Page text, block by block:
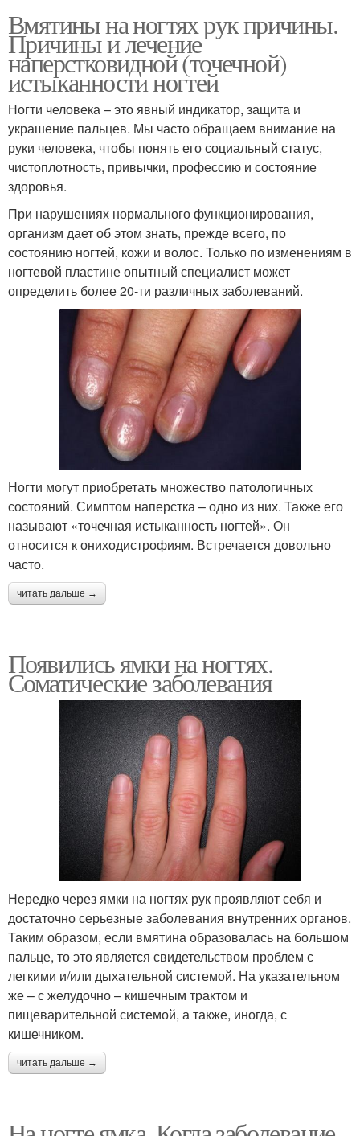
Вмятины на ногтях рук причины.
Причины и лечение
наперстковидной (точечной)
истыканности ногтей
Ногти человека – это явный индикатор, защита и
украшение пальцев. Мы часто обращаем внимание на
руки человека, чтобы понять его социальный статус,
чистоплотность, привычки, профессию и состояние
здоровья.
При нарушениях нормального функционирования,
организм дает об этом знать, прежде всего, по
состоянию ногтей, кожи и волос. Только по изменениям в
ногтевой пластине опытный специалист может
определить более 20-ти различных заболеваний.
Ногти могут приобретать множество патологичных
состояний. Симптом наперстка – одно из них. Также его
называют «точечная истыканность ногтей». Он
относится к ониходистрофиям. Встречается довольно
часто.
читать дальше →
Появились ямки на ногтях.
Соматические заболевания
Нередко через ямки на ногтях рук проявляют себя и
достаточно серьезные заболевания внутренних органов.
Таким образом, если вмятина образовалась на большом
пальце, то это является свидетельством проблем с
легкими и/или дыхательной системой. На указательном
же – с желудочно – кишечным трактом и
пищеварительной системой, а также, иногда, с
кишечником.
читать дальше →